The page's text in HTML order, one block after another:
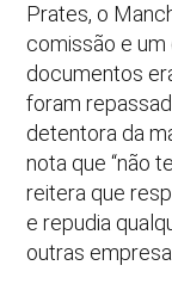
Prates, o
comissão e
documentos
foram
detentora da
nota que “não
reitera que
e repudia
outras